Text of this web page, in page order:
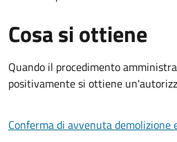
Cosa si ottiene
Quando il procedimento
positivamente si ottiene
Conferma di avvenuta demolizione